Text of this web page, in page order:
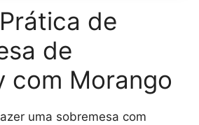
de
de
com Morango
uma sobremesa com